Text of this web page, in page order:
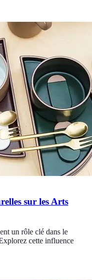
sur les Arts
un rôle clé dans le
cette influence